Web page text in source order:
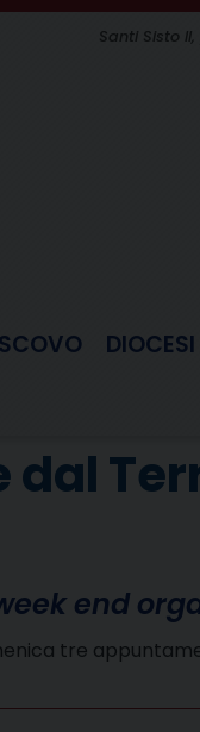
Santi Sisto
DIOCESI
dal
end
tre